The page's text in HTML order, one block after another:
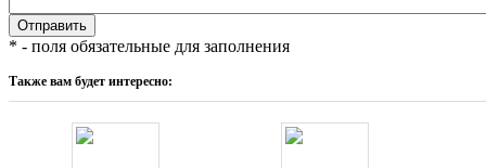
* - поля обязательные для заполнения
Также вам будет интересно: